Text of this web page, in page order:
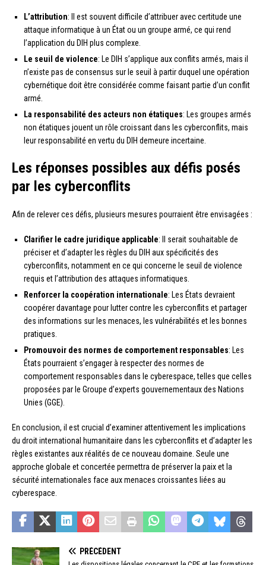
L’attribution: Il est souvent difficile d’attribuer avec certitude une
attaque informatique à un État ou un groupe armé, ce qui rend
l’application du DIH plus complexe.
Le seuil de violence: Le DIH s’applique aux conflits armés, mais il
n’existe pas de consensus sur le seuil à partir duquel une opération
cybernétique doit être considérée comme faisant partie d’un conflit
armé.
La responsabilité des acteurs non étatiques: Les groupes armés
non étatiques jouent un rôle croissant dans les cyberconflits, mais
leur responsabilité en vertu du DIH demeure incertaine.
Les réponses possibles aux défis posés
par les cyberconflits
Afin de relever ces défis, plusieurs mesures pourraient être envisagées :
Clarifier le cadre juridique applicable: Il serait souhaitable de
préciser et d’adapter les règles du DIH aux spécificités des
cyberconflits, notamment en ce qui concerne le seuil de violence
requis et l’attribution des attaques informatiques.
Renforcer la coopération internationale: Les États devraient
coopérer davantage pour lutter contre les cyberconflits et partager
des informations sur les menaces, les vulnérabilités et les bonnes
pratiques.
Promouvoir des normes de comportement responsables: Les
États pourraient s’engager à respecter des normes de
comportement responsables dans le cyberespace, telles que celles
proposées par le Groupe d’experts gouvernementaux des Nations
Unies (GGE).
En conclusion, il est crucial d’examiner attentivement les implications
du droit international humanitaire dans les cyberconflits et d’adapter les
règles existantes aux réalités de ce nouveau domaine. Seule une
approche globale et concertée permettra de préserver la paix et la
sécurité internationales face aux menaces croissantes liées au
cyberespace.
PRÉCÉDENT